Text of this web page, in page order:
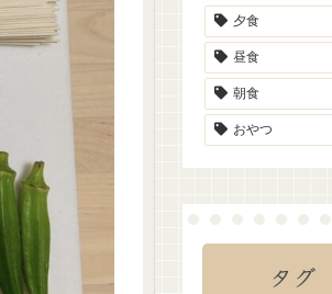
夕食
昼食
朝食
おやつ
タグ